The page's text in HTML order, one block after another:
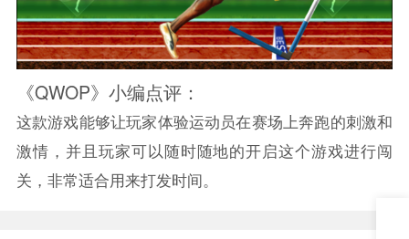
《QWOP》小编点评：
这款游戏能够让玩家体验运动员在赛场上奔跑的刺激和
激情，并且玩家可以随时随地的开启这个游戏进行闯
关，非常适合用来打发时间。